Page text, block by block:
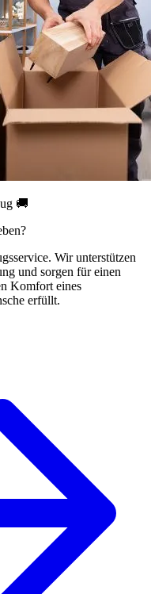
🚚
Wir unterstützen
und sorgen für einen
Komfort eines
erfüllt.